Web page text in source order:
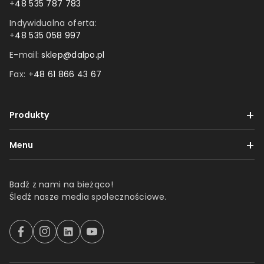
+48 535 787 783
Indywidualna oferta:
+48 535 058 997
E-mail:sklep@dalpo.pl
Fax: +48 61 866 43 67
Produkty
Etykiety
Folie
Produkty z nadrukiem
Produkty 3M
Menu
Reklamacje i zwroty
Polityka prywatności
Badź z nami na bieżąco!
Śledź nasze media społecznościowe.
F
c
I
s
l
n
Y
u